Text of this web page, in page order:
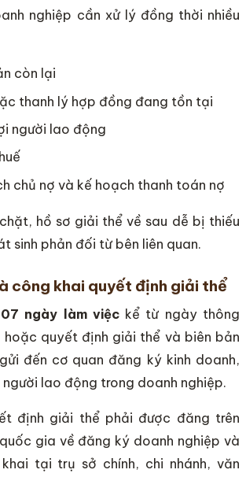
nghiệp cần xử lý đồng thời nhiều
còn lại
thanh lý hợp đồng đang tồn tại
người lao động
chủ nợ và kế hoạch thanh toán nợ
hồ sơ giải thể về sau dễ bị thiếu
sinh phản đối từ bên liên quan.
công khai quyết định giải thể
07 ngày làm việckể từ ngày thông
hoặc quyết định giải thể và biên bản
đến cơ quan đăng ký kinh doanh,
lao động trong doanh nghiệp.
định giải thể phải được đăng trên
gia về đăng ký doanh nghiệp và
tại trụ sở chính, chi nhánh, văn